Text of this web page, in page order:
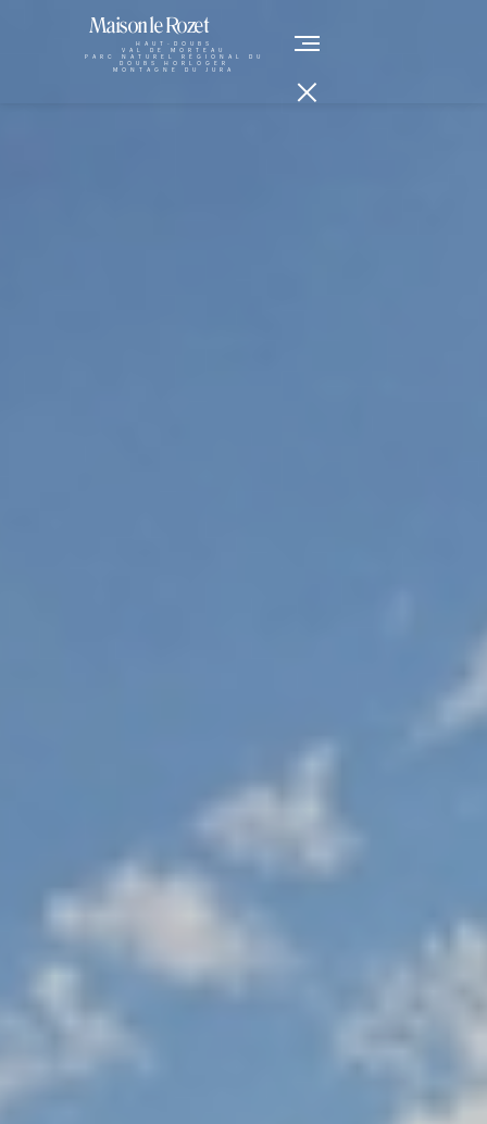
Maison le Rozet
HAUT-DOUBS
VAL DE MORTEAU
PARC NATUREL RÉGIONAL DU
DOUBS HORLOGER
MONTAGNE DU JURA